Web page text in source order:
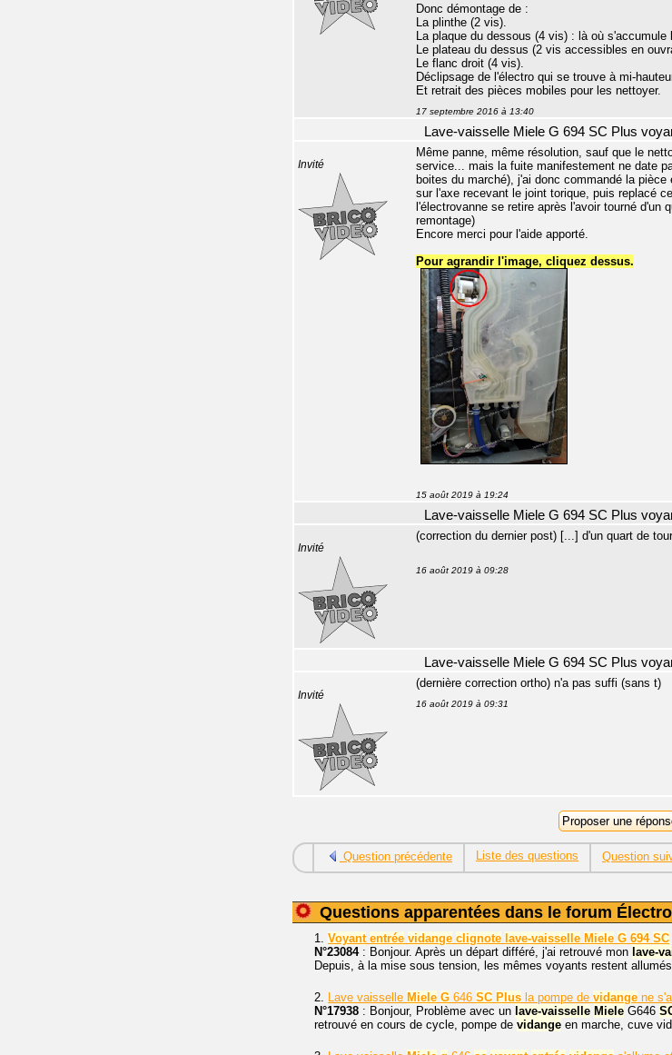
Donc démontage de :
La plinthe (2 vis).
La plaque du dessous (4 vis) : là où s'accumule
Le plateau du dessus (2 vis accessibles en
Le flanc droit (4 vis).
Déclipsage de l'électro qui se trouve à mi-
Et retrait des pièces mobiles pour les nettoyer.
17 septembre 2016 à 13:40
Lave-vaisselle Miele G 694 SC Plus
Invité
Même panne, même résolution, sauf que le
service... mais la fuite manifestement ne date
boites du marché), j'ai donc commandé la
sur l'axe recevant le joint torique, puis replacé
l'électrovanne se retire après l'avoir tourné
remontage)
Encore merci pour l'aide apporté.
Pour agrandir l'image, cliquez dessus.
15 août 2019 à 19:24
Lave-vaisselle Miele G 694 SC Plus
Invité
(correction du dernier post) [...] d'un quart de
16 août 2019 à 09:28
Lave-vaisselle Miele G 694 SC Plus
Invité
(dernière correction ortho) n'a pas suffi (sans t)
16 août 2019 à 09:31
Question précédente Liste des questions Question
Questions apparentées dans le forum
1. Voyant entrée vidange clignote lave-vaisselle Miele G 694 SC
N°23084: Bonjour. Après un départ différé, j'ai retrouvé mon lave-
Depuis, à la mise sous tension, les mêmes voyants restent
2. Lave vaisselle Miele G 646 SC Plus la pompe de vidange ne
N°17938 : Bonjour, Problème avec un lave-vaisselle Miele G646
retrouvé en cours de cycle, pompe de vidange en marche, cuve